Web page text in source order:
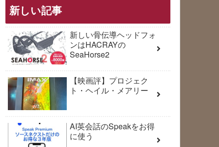
新しい記事
新しい骨伝導ヘッドフォ
ンはHACRAYの
SeaHorse2
【映画評】プロジェク
ト・ヘイル・メアリー
AI英会話のSpeakをお得
に使う